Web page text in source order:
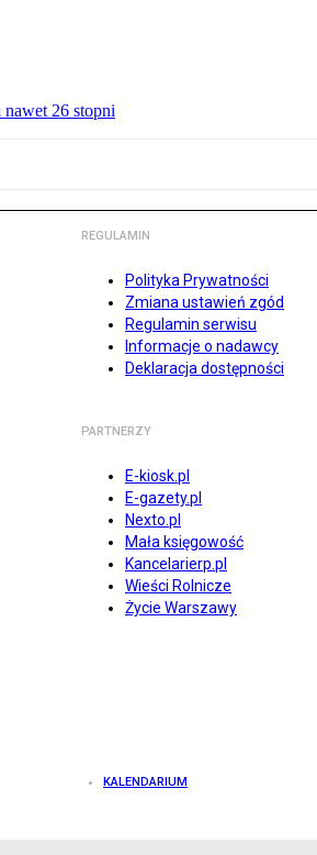
26 stopni
REGULAMIN
Polityka Prywatności
Zmiana ustawień zgód
Regulamin serwisu
Informacje o nadawcy
Deklaracja dostępności
PARTNERZY
E-kiosk.pl
E-gazety.pl
Nexto.pl
Mała księgowość
Kancelarierp.pl
Wieści Rolnicze
Życie Warszawy
KALENDARIUM